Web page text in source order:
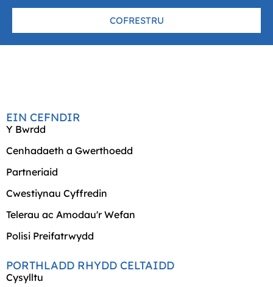
COFRESTRU
EIN CEFNDIR
Y Bwrdd
Cenhadaeth a Gwerthoedd
Partneriaid
Cwestiynau Cyffredin
Telerau ac Amodau'r Wefan
Polisi Preifatrwydd
PORTHLADD RHYDD CELTAIDD
Cysylltu